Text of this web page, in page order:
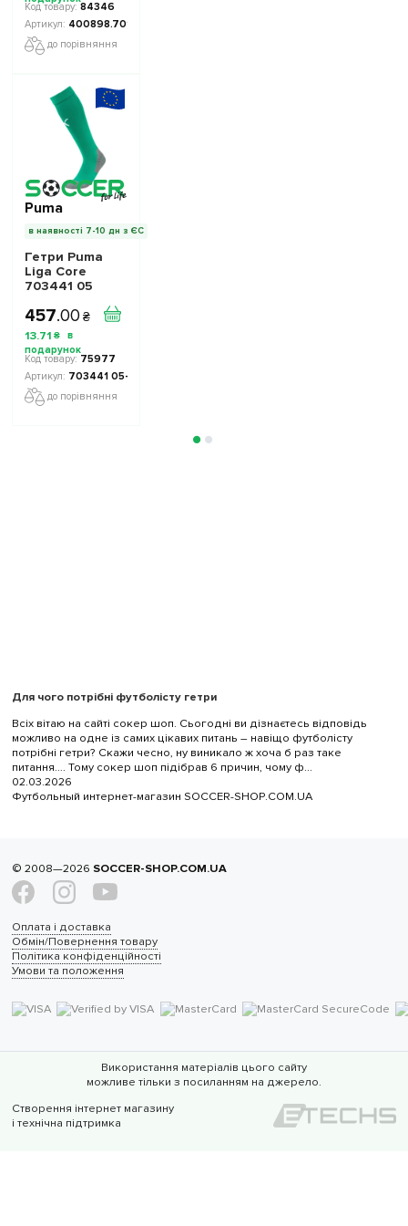
84346
400898.701
до порівняння
Puma
в наявності 7-10 дн з ЄС
Гетри Puma
Liga Core
703441 05
457.00 ₴
13.71 ₴
75977
703441 05-1003
до порівняння
Для чого потрібні футболісту гетри
Всіх вітаю на сайті сокер шоп. Сьогодні ви дізнаєтесь відповідь
можливо на одне із самих цікавих питань – навіщо футболісту
потрібні гетри? Скажи чесно, ну виникало ж хоча б раз таке
питання…. Тому сокер шоп підібрав 6 причин, чому ф...
02.03.2026
Футбольный интернет-магазин SOCCER-SHOP.COM.UA
© 2008—2026 SOCCER-SHOP.COM.UA
Оплата і доставка
Обмін/Повернення товару
Політика конфіденційності
Умови та положення
Використання матеріалів цього сайту
можливе тільки з посиланням на джерело.
Створення інтернет магазину
і технічна підтримка